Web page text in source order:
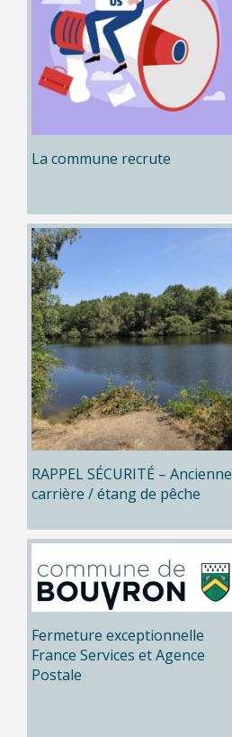
La commune recrute
RAPPEL SÉCURITÉ – Ancienne
carrière / étang de pêche
Fermeture exceptionnelle
France Services et Agence
Postale